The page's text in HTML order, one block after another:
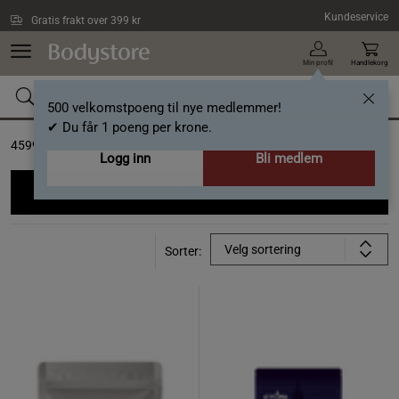
Gratis frakt over 399 kr Kundeservice
Min profil
500 velkomstpoeng til nye medlemmer!
✔ Du får 1 poeng per krone.
Logg inn
Bli medlem
Handlekorg
4599
Sorter: Velg sortering